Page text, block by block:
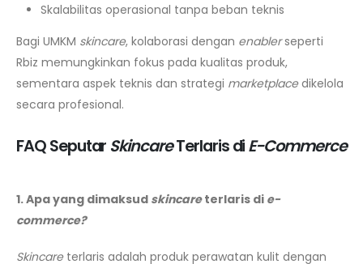
Skalabilitas operasional tanpa beban teknis
Bagi UMKM skincare, kolaborasi dengan enablerseperti
Rbiz memungkinkan fokus pada kualitas produk,
sementara aspek teknis dan strategi marketplacedikelola
secara profesional.
FAQ Seputar SkincareTerlaris diE-Commerce
1. Apa yang dimaksud skincareterlaris di e-
commerce?
Skincareterlaris adalah produk perawatan kulit dengan